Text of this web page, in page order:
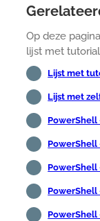
Op deze
lijst met
Lijst met
Lijst met
PowerShell
PowerShell
PowerShell
PowerShell